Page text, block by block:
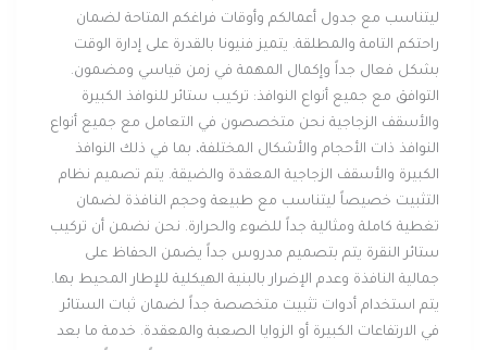
ليتناسب مع جدول أعمالكم وأوقات فراغكم المتاحة لضمان
راحتكم التامة والمطلقة. يتميز فنيونا بالقدرة على إدارة الوقت
بشكل فعال جداً وإكمال المهمة في زمن قياسي ومضمون.
التوافق مع جميع أنواع النوافذ: تركيب ستائر للنوافذ الكبيرة
والأسقف الزجاجية نحن متخصصون في التعامل مع جميع أنواع
النوافذ ذات الأحجام والأشكال المختلفة، بما في ذلك النوافذ
الكبيرة والأسقف الزجاجية المعقدة والضيقة. يتم تصميم نظام
التثبيت خصيصاً ليتناسب مع طبيعة وحجم النافذة لضمان
تغطية كاملة ومثالية جداً للضوء والحرارة. نحن نضمن أن تركيب
ستائر النقرة يتم بتصميم مدروس جداً يضمن الحفاظ على
جمالية النافذة وعدم الإضرار بالبنية الهيكلية للإطار المحيط بها.
يتم استخدام أدوات تثبيت متخصصة جداً لضمان ثبات الستائر
في الارتفاعات الكبيرة أو الزوايا الصعبة والمعقدة. خدمة ما بعد